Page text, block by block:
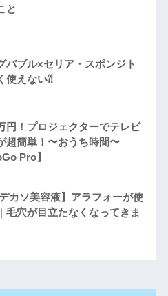
と
バブル×セリア・スポンジト
使えない⁈
円！プロジェクターでテレビ
超簡単！〜おうち時間〜
Pro】
カソ美容液】アラフォーが使
毛穴が目立たなくなってきま